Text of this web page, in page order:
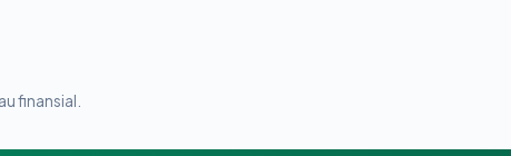
finansial.